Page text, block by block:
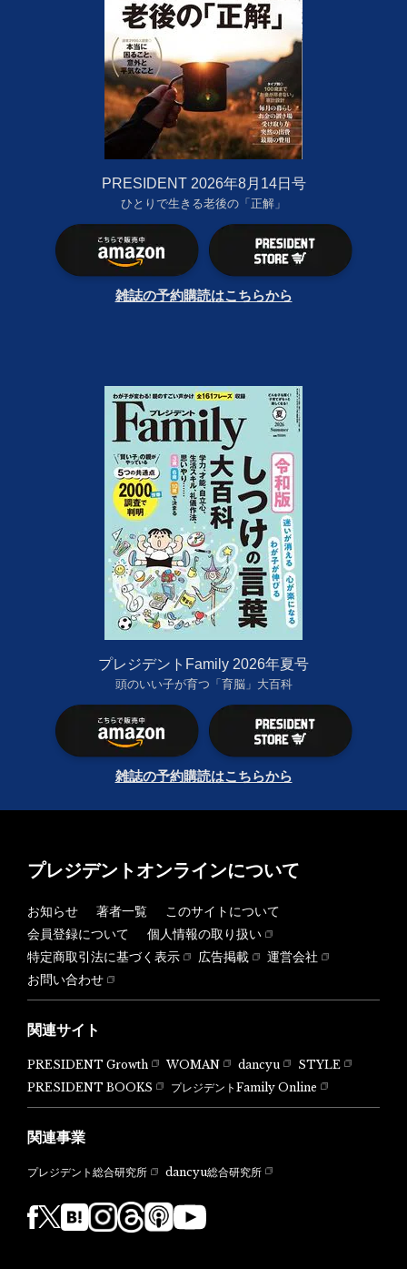
PRESIDENT 2026年8月14日号
ひとりで生きる老後の「正解」
雑誌の予約購読はこちらから
プレジデントFamily 2026年夏号
頭のいい子が育つ「育脳」大百科
雑誌の予約購読はこちらから
プレジデントオンラインについて
お知らせ 著者一覧
このサイトについて
会員登録について
個人情報の取り扱い
特定商取引法に基づく表示
広告掲載
運営会社
お問い合わせ
関連サイト
PRESIDENT Growth WOMAN dancyu
STYLE
PRESIDENT BOOKS
プレジデントFamily Online
関連事業
プレジデント総合研究所 dancyu総合研究所